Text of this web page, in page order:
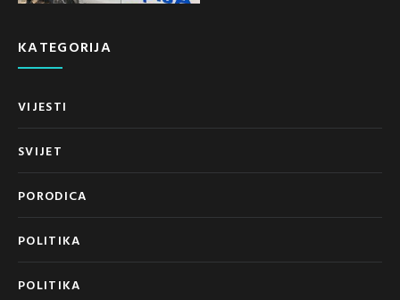
KATEGORIJA
VIJESTI
SVIJET
PORODICA
POLITIKA
POLITIKA